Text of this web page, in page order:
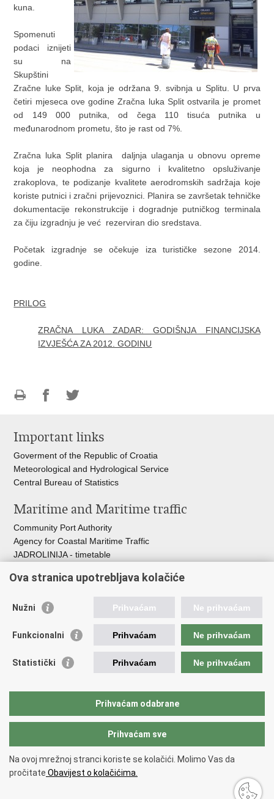
kuna.
Spomenuti
podaci iznijeti
su na
Skupštini
Zračne luke Split, koja je održana 9. svibnja u Splitu. U prva
četiri mjeseca ove godine Zračna luka Split ostvarila je promet
od 149 000 putnika, od čega 110 tisuća putnika u
međunarodnom prometu, što je rast od 7%.
Zračna luka Split planira daljnja ulaganja u obnovu opreme
koja je neophodna za sigurno i kvalitetno opsluživanje
zrakoplova, te podizanje kvalitete aerodromskih sadržaja koje
koriste putnici i zračni prijevoznici. Planira se završetak tehničke
dokumentacije rekonstrukcije i dogradnje putničkog terminala
za čiju izgradnju je već rezerviran dio sredstava.
Početak izgradnje se očekuje iza turističke sezone 2014.
godine.
PRILOG
ZRAČNA LUKA ZADAR: GODIŠNJA FINANCIJSKA
IZVJEŠĆA ZA 2012. GODINU
page
FacebookTwitteru
Important links
Goverment of the Republic of Croatia
Meteorological and Hydrological Service
Central Bureau of Statistics
Maritime and Maritime traffic
Community Port Authority
Agency for Coastal Maritime Traffic
JADROLINIJA - timetable
Croatian Motorways
Bus station Zagreb
Craotian Railways Passenger Transport
Zagreb International Airport - Franjo Tuđman
Copyright © 2026 Ministarstvo mora, prometa i infrastrukture Republike
Hrvatske.
Terms of use
Izjava o pristupačnosti.
Ova stranica upotrebljava kolačiće
Nužni Prihvaćam Ne prihvaćam
Funkcionalni Prihvaćam Ne prihvaćam
Statistički Prihvaćam Ne prihvaćam
Prihvaćam odabrane
Prihvaćam sve
Na ovoj mrežnoj stranci koriste se kolačići. Molimo Vas da
pročitate Obavijest o kolačićima.